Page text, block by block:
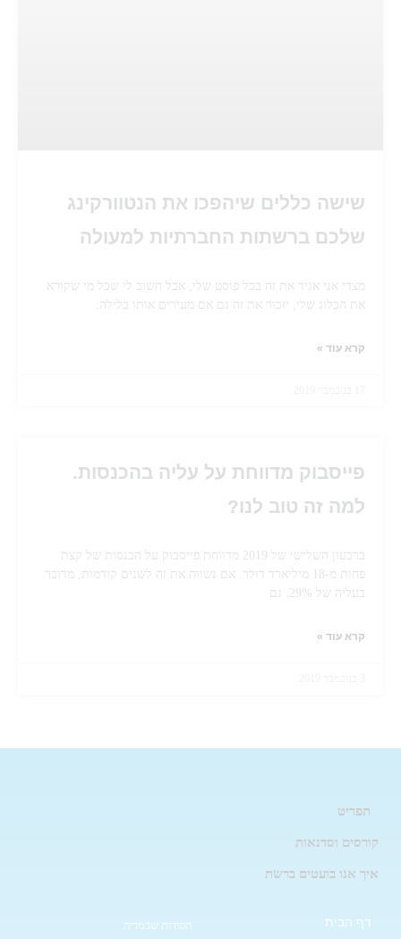
שישה כללים שיהפכו את הנטוורקינג
שלכם ברשתות החברתיות למעולה
מצדי אני אגיד את זה בכל פוסט שלי, אבל חשוב לי שכל מי שקורא
את הבלוג שלי, יזכור את זה גם אם מעירים אותו בלילה:
קרא עוד »
פייסבוק מדווחת על עליה בהכנסות.
למה זה טוב לנו?
ברבעון השלישי של 2019 מדווחת פייסבוק על הכנסות של קצת
פחות מ-18 מיליארד דולר. אם נשווה את זה לשנים קודמות, מדובר
בעליה של 29%. גם
קרא עוד »
תפריט
קורסים וסדנאות
איך אנו בועטים ברשת
דף הבית
הסודות שבמדיה